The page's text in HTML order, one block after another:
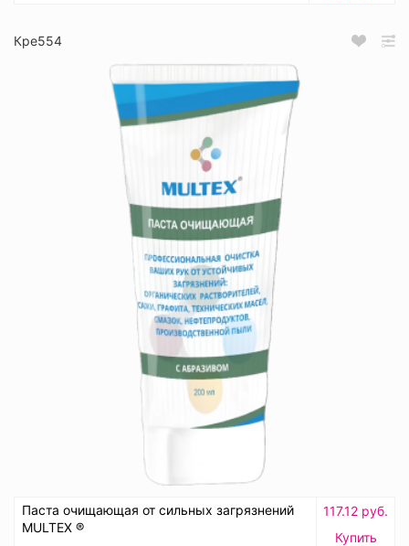
Кре554
Паста очищающая от сильных загрязнений
MULTEX ®
117.12 руб.
Купить